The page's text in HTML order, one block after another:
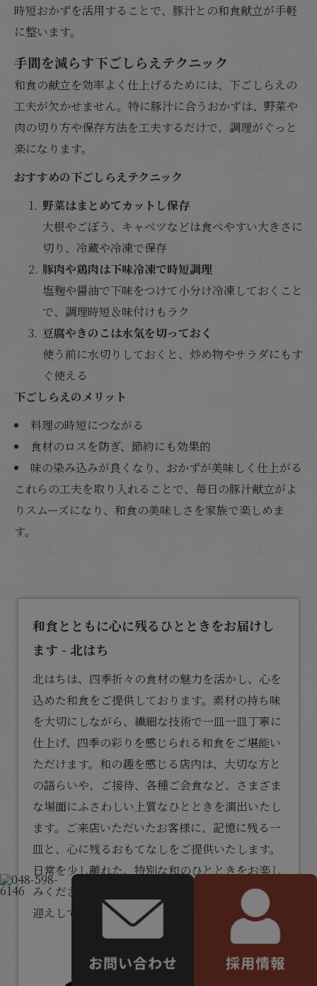
時短おかずを活用することで、豚汁との和食献立が手軽
に整います。
手間を減らす下ごしらえテクニック
和食の献立を効率よく仕上げるためには、下ごしらえの
工夫が欠かせません。特に豚汁に合うおかずは、野菜や
肉の切り方や保存方法を工夫するだけで、調理がぐっと
楽になります。
おすすめの下ごしらえテクニック
野菜はまとめてカットし保存
大根やごぼう、キャベツなどは食べやすい大きさに
切り、冷蔵や冷凍で保存
豚肉や鶏肉は下味冷凍で時短調理
塩麹や醤油で下味をつけて小分け冷凍しておくこと
で、調理時短＆味付けもラク
豆腐やきのこは水気を切っておく
使う前に水切りしておくと、炒め物やサラダにもす
ぐ使える
下ごしらえのメリット
料理の時短につながる
食材のロスを防ぎ、節約にも効果的
味の染み込みが良くなり、おかずが美味しく仕上がる
これらの工夫を取り入れることで、毎日の豚汁献立がよ
りスムーズになり、和食の美味しさを家族で楽しめま
す。
和食とともに心に残るひとときをお届けし
ます - 北はち
北はちは、四季折々の食材の魅力を活かし、心を
込めた和食をご提供しております。素材の持ち味
を大切にしながら、繊細な技術で一皿一皿丁寧に
仕上げ、四季の彩りを感じられる和食をご堪能い
ただけます。和の趣を感じる店内は、大切な方と
の語らいや、ご接待、各種ご会食など、さまざま
な場面にふさわしい上質なひとときを演出いたし
ます。ご来店いただいたお客様に、記憶に残る一
皿と、心に残るおもてなしをご提供いたします。
日常を少し離れた、特別な和のひとときをお楽し
みください。一品一品に想いを込め、皆さまをお
迎えしております。